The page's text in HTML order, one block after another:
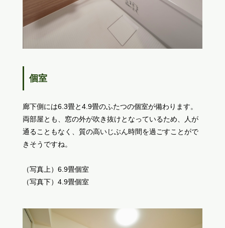
個室
廊下側には6.3畳と4.9畳のふたつの個室が備わります。
両部屋とも、窓の外が吹き抜けとなっているため、人が
通ることもなく、質の高いじぶん時間を過ごすことがで
きそうですね。
（写真上）6.9畳個室
（写真下）4.9畳個室